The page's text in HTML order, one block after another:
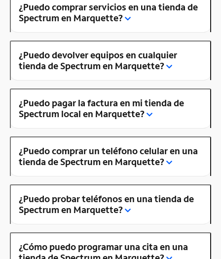
¿Puedo comprar servicios en una tienda de
Spectrum en Marquette?
¿Puedo devolver equipos en cualquier
tienda de Spectrum en Marquette?
¿Puedo pagar la factura en mi tienda de
Spectrum local en Marquette?
¿Puedo comprar un teléfono celular en una
tienda de Spectrum en Marquette?
¿Puedo probar teléfonos en una tienda de
Spectrum en Marquette?
¿Cómo puedo programar una cita en una